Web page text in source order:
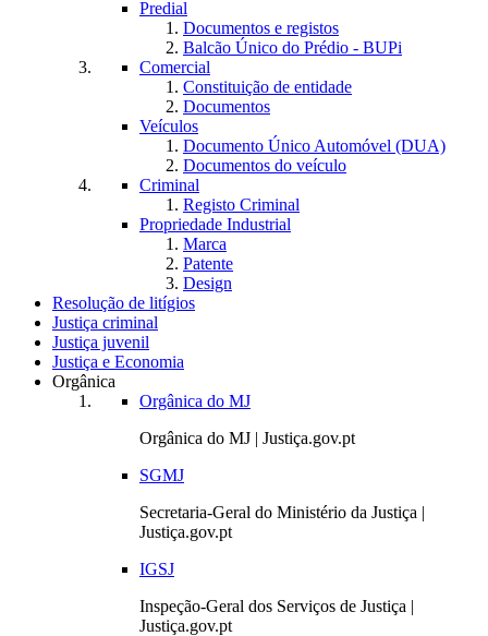
Predial
Documentos e registos
Balcão Único do Prédio - BUPi
Comercial
Constituição de entidade
Documentos
Veículos
Documento Único Automóvel (DUA)
Documentos do veículo
Criminal
Registo Criminal
Propriedade Industrial
Marca
Patente
Design
Resolução de litígios
Justiça criminal
Justiça juvenil
Justiça e Economia
Orgânica
Orgânica do MJ
Orgânica do MJ | Justiça.gov.pt
SGMJ
Secretaria-Geral do Ministério da Justiça |
Justiça.gov.pt
IGSJ
Inspeção-Geral dos Serviços de Justiça |
Justiça.gov.pt